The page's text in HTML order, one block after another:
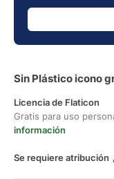
Sin Plástico icono
Licencia de Flaticon
Gratis para uso
información
Se requiere atribución